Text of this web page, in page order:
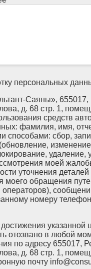
персональных
Саяны», 655017,
д. 68 стр. 1,
средств
фамилия, имя,
сбор,
удаление,
моей
уточнения
моего обращения
номеру
указанной
отозвано в любой
по адресу 655017,
д. 68 стр. 1,
почту